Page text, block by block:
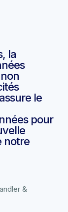
la
le
pour
notre
&